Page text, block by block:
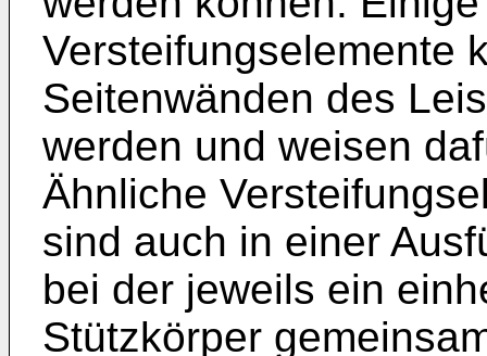
Versteifungselemente
Seitenwänden des
werden und weisen
Ähnliche
sind auch in einer
bei der jeweils ein
Stützkörper